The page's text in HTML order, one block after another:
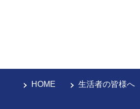
HOME 生活者の皆様へ